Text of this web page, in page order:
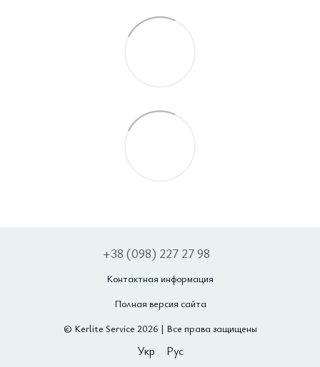
+38 (098) 227 27 98
Контактная информация
Полная версия сайта
© Kerlite Service 2026 | Все права защищены
Укр Рус